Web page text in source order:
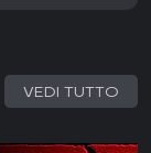
VEDI TUTTO